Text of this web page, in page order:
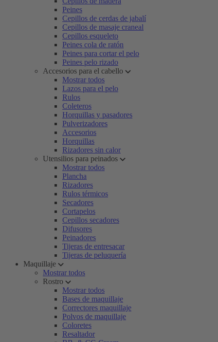
Peines
Cepillos de cerdas de jabalí
Cepillos de masaje craneal
Cepillos esqueleto
Peines cola de ratón
Peines para cortar el pelo
Peines pelo rizado
Accesorios para el cabello
Mostrar todos
Lazos para el pelo
Rulos
Coleteros
Horquillas y pasadores
Pulverizadores
Accesorios
Horquillas
Rizadores sin calor
Utensilios para peinados
Mostrar todos
Plancha
Rizadores
Rulos térmicos
Secadores
Cortapelos
Cepillos secadores
Difusores
Peinadores
Tijeras de entresacar
Tijeras de peluquería
Maquillaje
Mostrar todos
Rostro
Mostrar todos
Bases de maquillaje
Correctores maquillaje
Polvos de maquillaje
Coloretes
Resaltador